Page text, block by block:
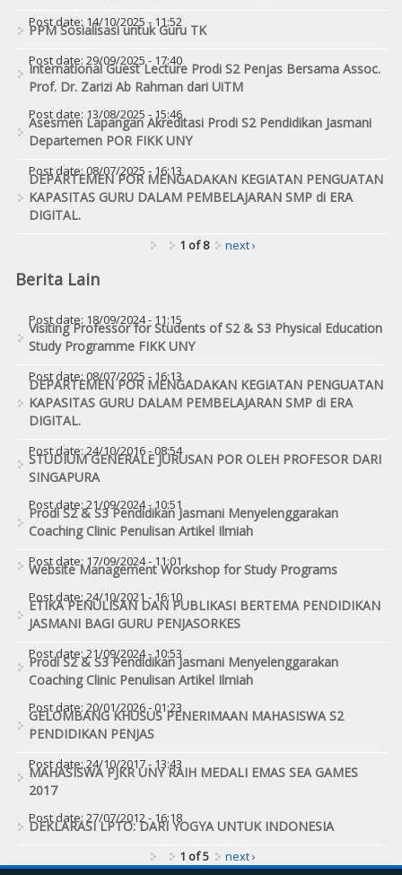
Post date:14/10/2025 - 11:52
PPM Sosialisasi untuk Guru TK
Post date: 29/09/2025 - 17:40
International Guest Lecture Prodi S2 Penjas Bersama Assoc.
Prof. Dr. Zarizi Ab Rahman dari UiTM
Post date: 13/08/2025 - 15:46
Asesmen Lapangan Akreditasi Prodi S2 Pendidikan Jasmani
Departemen POR FIKK UNY
Post date:08/07/2025 - 16:13
DEPARTEMEN POR MENGADAKAN KEGIATAN PENGUATAN
KAPASITAS GURU DALAM PEMBELAJARAN SMP di ERA
DIGITAL.
1 of 8 next ›
Berita Lain
Post date: 18/09/2024 - 11:15
Visiting Professor for Students of S2 & S3 Physical Education
Study Programme FIKK UNY
Post date:08/07/2025 - 16:13
DEPARTEMEN POR MENGADAKAN KEGIATAN PENGUATAN
KAPASITAS GURU DALAM PEMBELAJARAN SMP di ERA
DIGITAL.
Post date:24/10/2016 - 08:54
STUDIUM GENERALE JURUSAN POR OLEH PROFESOR DARI
SINGAPURA
Post date:21/09/2024 - 10:51
Prodi S2 & S3 Pendidikan Jasmani Menyelenggarakan
Coaching Clinic Penulisan Artikel Ilmiah
Post date: 17/09/2024 - 11:01
Website Management Workshop for Study Programs
Post date:24/10/2021 - 16:10
ETIKA PENULISAN DAN PUBLIKASI BERTEMA PENDIDIKAN
JASMANI BAGI GURU PENJASORKES
Post date:21/09/2024 - 10:53
Prodi S2 & S3 Pendidikan Jasmani Menyelenggarakan
Coaching Clinic Penulisan Artikel Ilmiah
Post date: 20/01/2026 - 01:23
GELOMBANG KHUSUS PENERIMAAN MAHASISWA S2
PENDIDIKAN PENJAS
Post date:24/10/2017 - 13:43
MAHASISWA PJKR UNY RAIH MEDALI EMAS SEA GAMES
2017
Post date: 27/07/2012 - 16:18
DEKLARASI LPTO: DARI YOGYA UNTUK INDONESIA
1 of 5 next ›